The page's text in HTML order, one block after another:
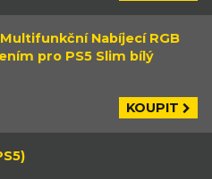
Nabíjecí RGB
pro PS5 Slim bílý
KOUPIT